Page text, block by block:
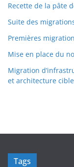
Recette de la pâte
Suite des
Premières
Mise en place du
Migration
et architecture cible
Tags